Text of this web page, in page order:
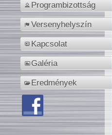
Programbizottság
Versenyhelyszín
Kapcsolat
Galéria
Eredmények